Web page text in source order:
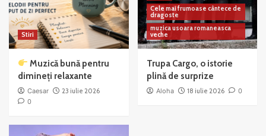
Stiri
Muzică bună pentru
dimineți relaxante
Caesar
23 iulie 2026
0
Cele mai frumoase cântece de
dragoste
muzica usoara romaneasca
veche
Trupa Cargo, o istorie
plină de surprize
Aloha 18 iulie 2026 0